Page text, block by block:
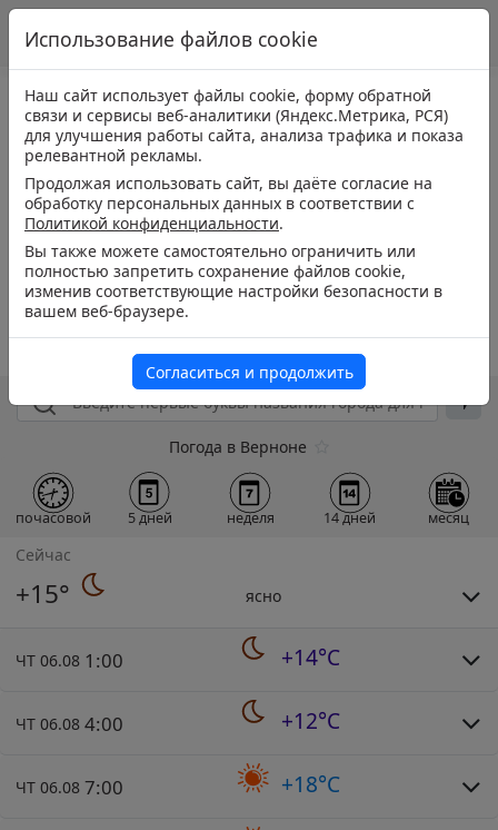
Погода в Верноне
почасовой 5 дней неделя 14 дней месяц
Сейчас
+15° ясно
ЧТ 06.08 1:00 +14°C
ЧТ 06.08 4:00 +12°C
ЧТ 06.08 7:00 +18°C
Использование файлов cookie
Наш сайт использует файлы cookie, форму обратной
связи и сервисы веб-аналитики (Яндекс.Метрика, РСЯ)
для улучшения работы сайта, анализа трафика и показа
релевантной рекламы.
Продолжая использовать сайт, вы даёте согласие на
обработку персональных данных в соответствии с
Политикой конфиденциальности.
Вы также можете самостоятельно ограничить или
полностью запретить сохранение файлов cookie,
изменив соответствующие настройки безопасности в
вашем веб-браузере.
Согласиться и продолжить